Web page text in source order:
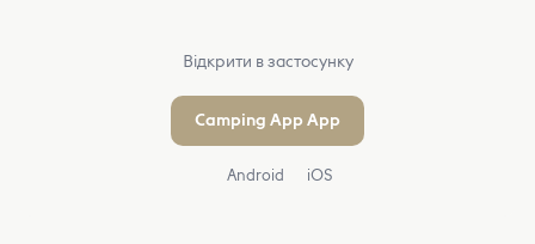
Відкрити в застосунку
Camping App App
Android iOS